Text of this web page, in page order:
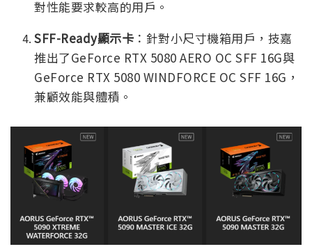
對性能要求較高的用戶。
SFF-Ready顯示卡 ：針對小尺寸機箱用戶，技嘉
推出了GeForce RTX 5080 AERO OC SFF 16G與
GeForce RTX 5080 WINDFORCE OC SFF 16G，
兼顧效能與體積。